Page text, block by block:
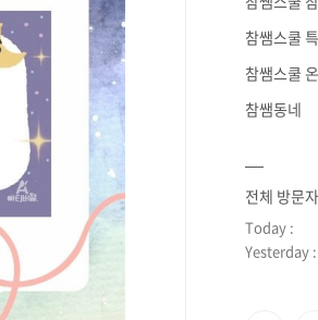
참쌤스쿨
참쌤스쿨
참쌤동네
전체 방문자
Today :
Yesterday :